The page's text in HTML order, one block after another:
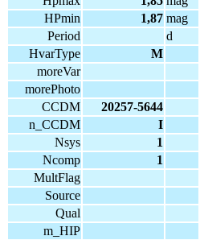
HPmin
1,87 mag
Period
d
HvarType
M
moreVar
morePhoto
CCDM
20257-5644
n_CCDM
I
Nsys
1
Ncomp
1
MultFlag
Source
Qual
m_HIP